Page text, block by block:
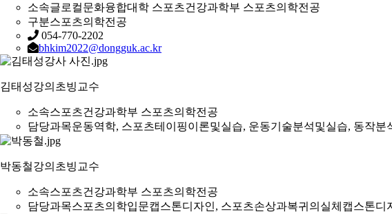
소속글로컬문화융합대학 스포츠건강과학부 스포츠의학전공
구분스포츠의학전공
054-770-2202
bhkim2022@dongguk.ac.kr
김태성강의초빙교수
소속스포츠건강과학부 스포츠의학전공
담당과목운동역학, 스포츠테이핑이론및실습, 운동기술분석및실습, 동작분
박동철강의초빙교수
소속스포츠건강과학부 스포츠의학전공
담당과목스포츠의학입문캡스톤디자인, 스포츠손상과복귀의실체캡스톤디